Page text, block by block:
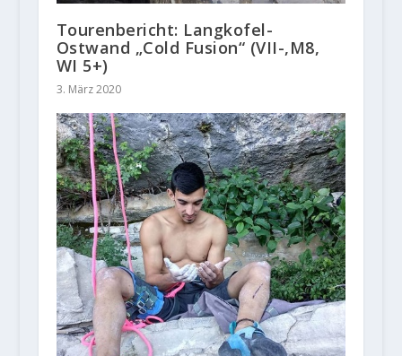
Tourenbericht: Langkofel-
Ostwand „Cold Fusion“ (VII-,M8,
WI 5+)
3. März 2020